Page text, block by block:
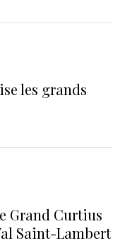
les grands
Grand Curtius
Saint-Lambert